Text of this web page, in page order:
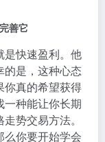
善它
是快速盈利。他
的是，这种心态
你真的希望获得
种能让你长期
势交易方法。
你要开始学会